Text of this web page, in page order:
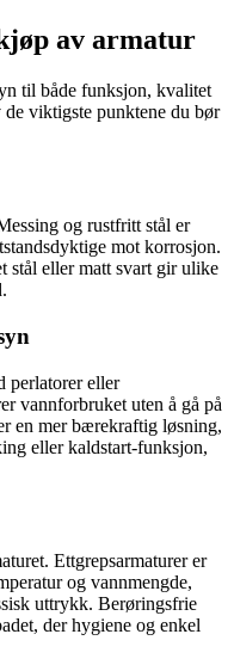
av armatur
til både funksjon, kvalitet
viktigste punktene du bør
og rustfritt stål er
mot korrosjon.
stål eller matt svart gir ulike
perlatorer eller
vannforbruket uten å gå på
en mer bærekraftig løsning,
eller kaldstart-funksjon,
Ettgrepsarmaturer er
og vannmengde,
uttrykk. Berøringsfrie
der hygiene og enkel